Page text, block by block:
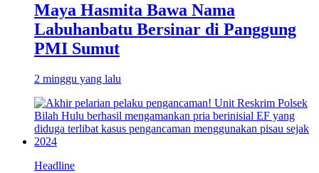
Maya Hasmita Bawa Nama
Labuhanbatu Bersinar di Panggung
PMI Sumut
2 minggu yang lalu
Headline